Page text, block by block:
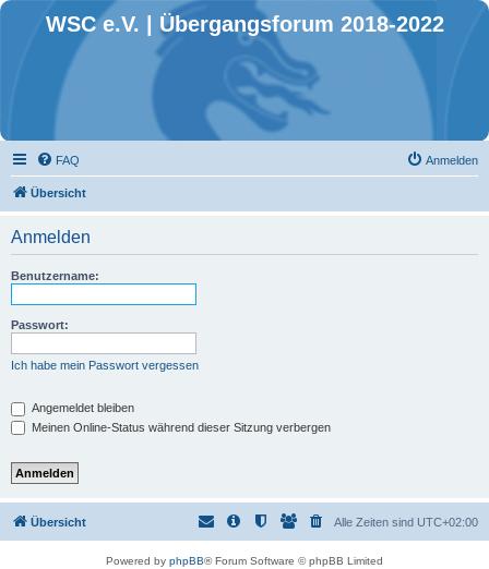
WSC e.V. | Übergangsforum 2018-2022
FAQ Anmelden
Übersicht
Anmelden
Benutzername:
Passwort:
Ich habe mein Passwort vergessen
Angemeldet bleiben
Meinen Online-Status während dieser Sitzung verbergen
Übersicht Alle Zeiten sind UTC+02:00
Powered by phpBB® Forum Software © phpBB Limited